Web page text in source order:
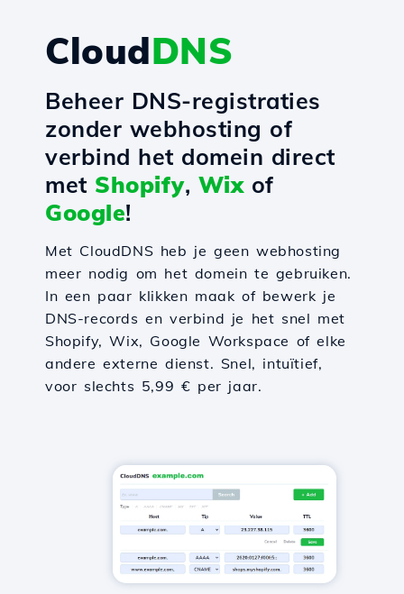
CloudDNS
Beheer DNS-registraties
zonder webhosting of
verbind het domein direct
met Shopify, Wixof
Google!
Met CloudDNS heb je geen webhosting
meer nodig om het domein te gebruiken.
In een paar klikken maak of bewerk je
DNS-records en verbind je het snel met
Shopify, Wix, Google Workspace of elke
andere externe dienst. Snel, intuïtief,
voor slechts 5,99 € per jaar.